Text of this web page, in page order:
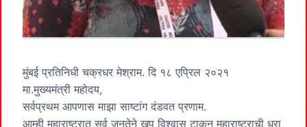
मुंबई प्रतिनिधी चक्रधर मेश्राम. दि १८ एप्रिल २०२१
मा.मुख्यमंत्री महोदय,
सर्वप्रथम आपणास माझा साष्टांग दंडवत प्रणाम.
आम्ही महाराष्ट्रात सर्व जनतेने खुप विश्वास टाकुन महाराष्ट्राची धुरा